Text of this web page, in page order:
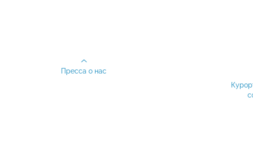
Пресса о нас